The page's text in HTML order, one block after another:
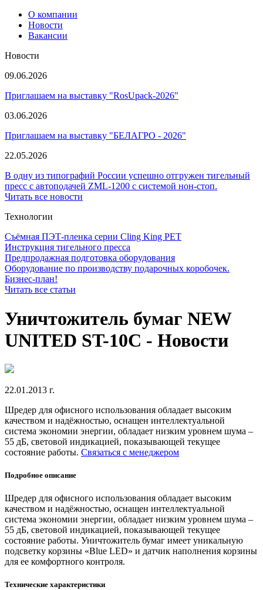
О компании
Новости
Вакансии
Новости
09.06.2026
Приглашаем на выставку "RosUpack-2026"
03.06.2026
Приглашаем на выставку "БЕЛАГРО - 2026"
22.05.2026
В одну из типографий России успешно отгружен тигельный
пресс с автоподачей ZML-1200 с системой нон-стоп.
Читать все новости
Технологии
Съёмная ПЭТ-пленка серии Cling King PET
Инструкция тигельного пресса
Предпродажная подготовка оборудования
Оборудование по производству подарочных коробочек.
Бизнес-план!
Читать все статьи
Уничтожитель бумаг NEW
UNITED ST-10C - Новости
22.01.2013 г.
Шредер для офисного использования обладает высоким
качеством и надёжностью, оснащен интеллектуальной
система экономии энергии, обладает низким уровнем шума –
55 дБ, световой индикацией, показывающей текущее
состояние работы. Связаться с менеджером
Подробное описание
Шредер для офисного использования обладает высоким
качеством и надёжностью, оснащен интеллектуальной
система экономии энергии, обладает низким уровнем шума –
55 дБ, световой индикацией, показывающей текущее
состояние работы. Уничтожитель бумаг имеет уникальную
подсветку корзины «Blue LED» и датчик наполнения корзины
для ее комфортного контроля.
Технические характеристики